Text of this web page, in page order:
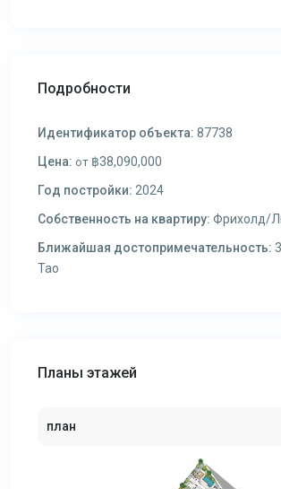
Подробности
Идентификатор объекта: 87738
Цена: от ฿38,090,000
Год постройки: 2024
Собственность на квартиру: Фрихолд/
Ближайшая достопримечательность:
Тао
Планы этажей
план